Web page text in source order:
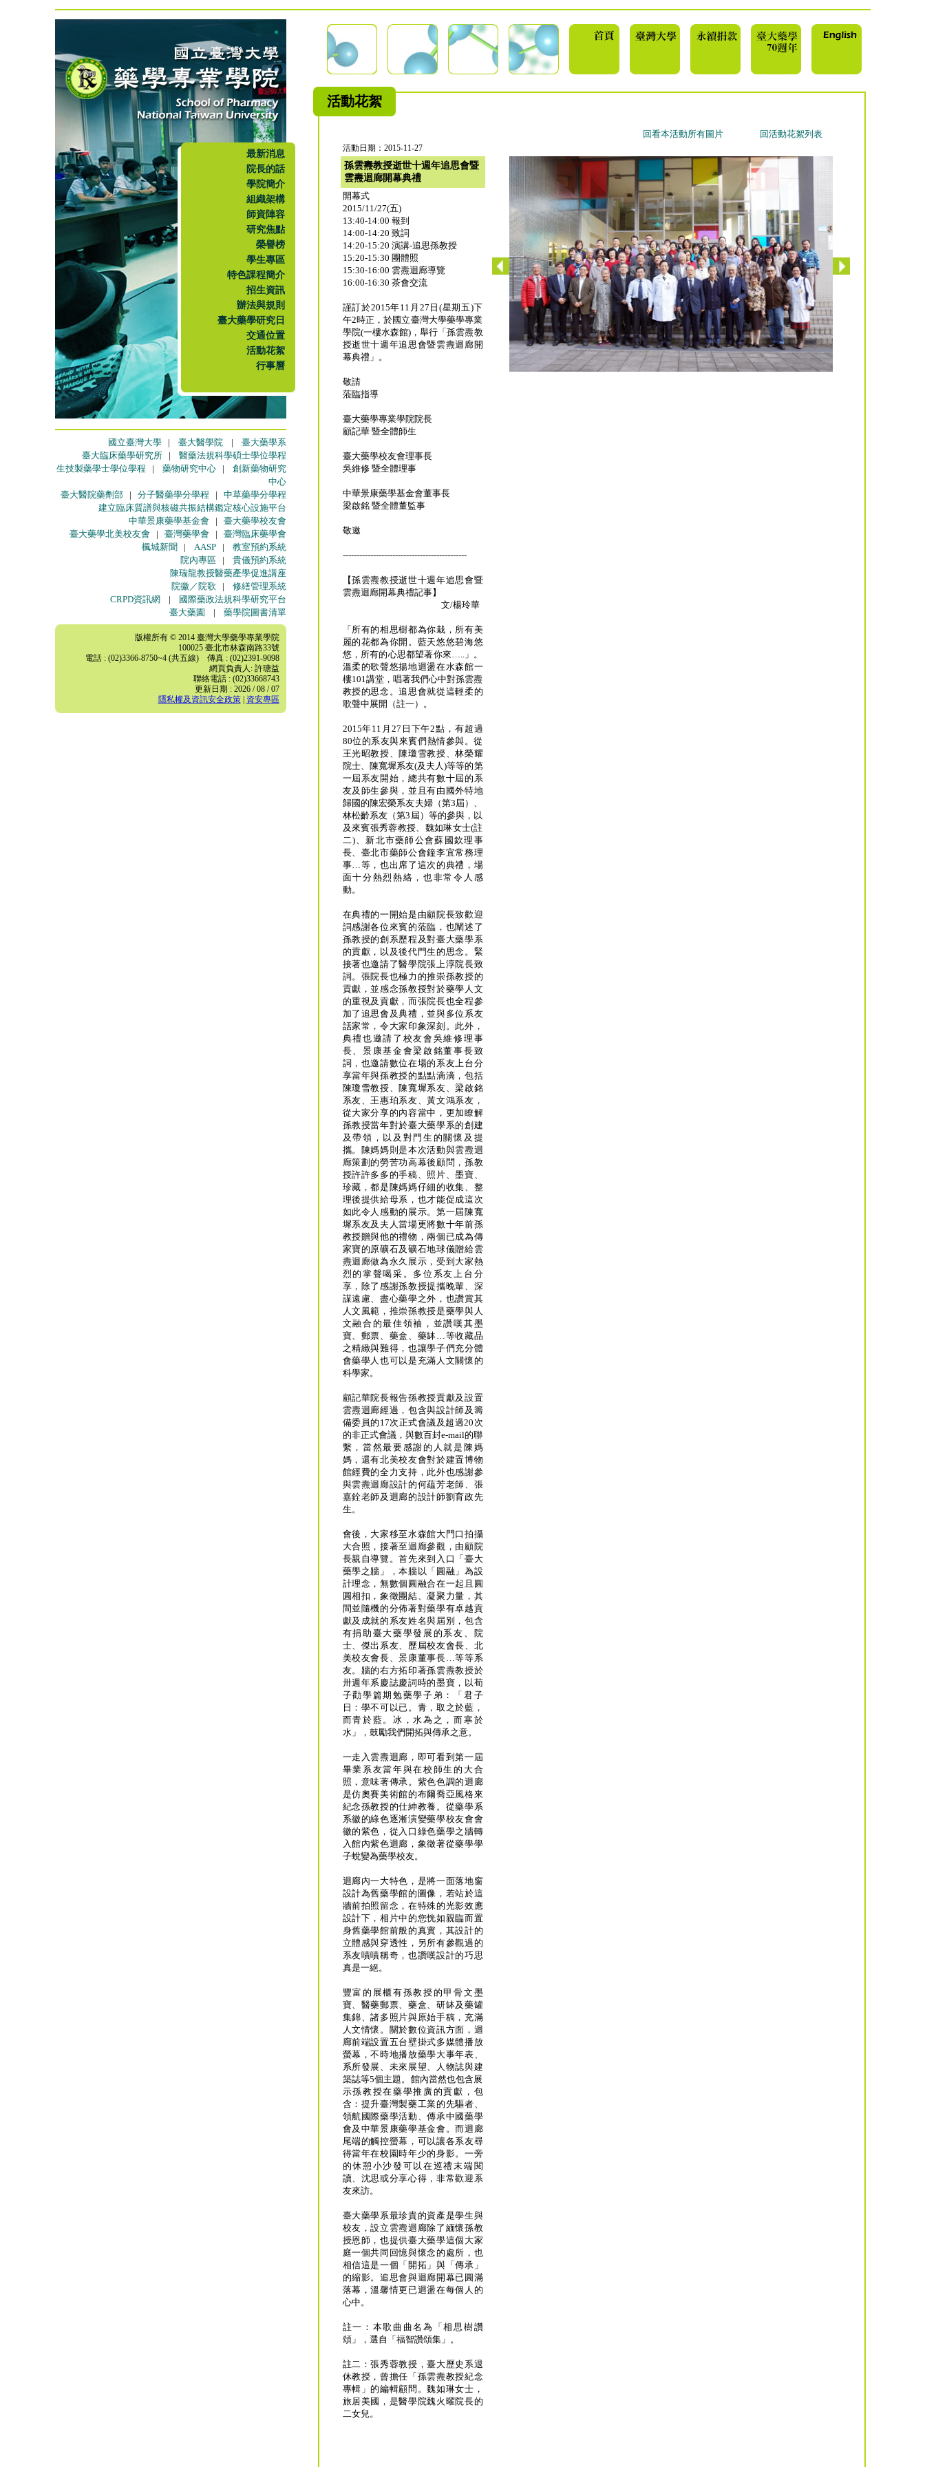
最新消息
院長的話
學院簡介
組織架構
師資陣容
研究焦點
榮譽榜
學生專區
特色課程簡介
招生資訊
辦法與規則
臺大藥學研究日
交通位置
活動花絮
行事曆
國立臺灣大學| 臺大醫學院| 臺大藥學系
臺大臨床藥學研究所| 醫藥法規科學碩士學位學程
生技製藥學士學位學程 | 藥物研究中心| 創新藥物研究
中心
臺大醫院藥劑部| 分子醫藥學分學程 | 中草藥學分學程
建立臨床質譜與核磁共振結構鑑定核心設施平台
中華景康藥學基金會| 臺大藥學校友會
臺大藥學北美校友會| 臺灣藥學會| 臺灣臨床藥學會
楓城新聞 | AASP| 教室預約系統
院內專區| 貴儀預約系統
陳瑞龍教授醫藥產學促進講座
院徽／院歌 | 修繕管理系統
CRPD資訊網 |
國際藥政法規科學研究平台
臺大藥園 | 藥學院圖書清單
版權所有 © 2014 臺灣大學藥學專業學院
100025 臺北市林森南路33號
電話 : (02)3366-8750~4 (共五線) 傳真 : (02)2391-9098
網頁負責人: 許瑭益
聯絡電話 : (02)33668743
更新日期 : 2026 / 08 / 07
隱私權及資訊安全政策| 資安專區
活動花絮
回看本活動所有圖片 回活動花絮列表
活動日期：2015-11-27
孫雲燾教授逝世十週年追思會暨
雲燾迴廊開幕典禮
開幕式
2015/11/27(五)
13:40-14:00 報到
14:00-14:20 致詞
14:20-15:20 演講-追思孫教授
15:20-15:30 團體照
15:30-16:00 雲燾迴廊導覽
16:00-16:30 茶會交流
謹訂於2015年11月27日(星期五)下
午2時正，於國立臺灣大學藥學專業
學院(一樓水森館)，舉行「孫雲燾教
授逝世十週年追思會暨雲燾迴廊開
幕典禮」。
敬請
蒞臨指導
臺大藥學專業學院院長
顧記華 暨全體師生
臺大藥學校友會理事長
吳維修 暨全體理事
中華景康藥學基金會董事長
梁啟銘 暨全體董監事
敬邀
---------------------------------------------
【孫雲燾教授逝世十週年追思會暨
雲燾迴廊開幕典禮記事】
文/楊玲華
「所有的相思樹都為你栽，所有美
麗的花都為你開。藍天悠悠碧海悠
悠，所有的心思都望著你來…..」。
溫柔的歌聲悠揚地迴盪在水森館一
樓101講堂，唱著我們心中對孫雲燾
教授的思念。追思會就從這輕柔的
歌聲中展開（註一）。
2015年11月27日下午2點，有超過
80位的系友與來賓們熱情參與。從
王光昭教授、陳瓊雪教授、林榮耀
院士、陳寬墀系友(及夫人)等等的第
一屆系友開始，總共有數十屆的系
友及師生參與，並且有由國外特地
歸國的陳宏榮系友夫婦（第3屆）、
林松齡系友（第3屆）等的參與，以
及來賓張秀蓉教授、魏如琳女士(註
二)、新北市藥師公會蘇國欽理事
長、臺北市藥師公會鐘李宜常務理
事…等，也出席了這次的典禮，場
面十分熱烈熱絡，也非常令人感
動。
在典禮的一開始是由顧院長致歡迎
詞感謝各位來賓的蒞臨，也闡述了
孫教授的創系歷程及對臺大藥學系
的貢獻，以及後代門生的思念。緊
接著也邀請了醫學院張上淳院長致
詞。張院長也極力的推崇孫教授的
貢獻，並感念孫教授對於藥學人文
的重視及貢獻，而張院長也全程參
加了追思會及典禮，並與多位系友
話家常，令大家印象深刻。此外，
典禮也邀請了校友會吳維修理事
長、景康基金會梁啟銘董事長致
詞，也邀請數位在場的系友上台分
享當年與孫教授的點點滴滴，包括
陳瓊雪教授、陳寬墀系友、梁啟銘
系友、王惠珀系友、黃文鴻系友，
從大家分享的內容當中，更加瞭解
孫教授當年對於臺大藥學系的創建
及帶領，以及對門生的關懷及提
攜。陳媽媽則是本次活動與雲燾迴
廊策劃的勞苦功高幕後顧問，孫教
授許許多多的手稿、照片、墨寶、
珍藏，都是陳媽媽仔細的收集、整
理後提供給母系，也才能促成這次
如此令人感動的展示。第一屆陳寬
墀系友及夫人當場更將數十年前孫
教授贈與他的禮物，兩個已成為傳
家寶的原礦石及礦石地球儀贈給雲
燾迴廊做為永久展示，受到大家熱
烈的掌聲喝采。多位系友上台分
享，除了感謝孫教授提攜晚輩、深
謀遠慮、盡心藥學之外，也讚賞其
人文風範，推崇孫教授是藥學與人
文融合的最佳領袖，並讚嘆其墨
寶、郵票、藥盒、藥缽…等收藏品
之精緻與難得，也讓學子們充分體
會藥學人也可以是充滿人文關懷的
科學家。
顧記華院長報告孫教授貢獻及設置
雲燾迴廊經過，包含與設計師及籌
備委員的17次正式會議及超過20次
的非正式會議，與數百封e-mail的聯
繫，當然最要感謝的人就是陳媽
媽，還有北美校友會對於建置博物
館經費的全力支持，此外也感謝參
與雲燾迴廊設計的何藴芳老師、張
嘉銓老師及迴廊的設計師劉育政先
生。
會後，大家移至水森館大門口拍攝
大合照，接著至迴廊參觀，由顧院
長親自導覽。首先來到入口「臺大
藥學之牆」，本牆以「圓融」為設
計理念，無數個圓融合在一起且圓
圓相扣，象徵團結、凝聚力量，其
間並隨機的分佈著對藥學有卓越貢
獻及成就的系友姓名與屆別，包含
有捐助臺大藥學發展的系友、院
士、傑出系友、歷屆校友會長、北
美校友會長、景康董事長…等等系
友。牆的右方拓印著孫雲燾教授於
卅週年系慶誌慶詞時的墨寶，以荀
子勸學篇期勉藥學子弟：「君子
日：學不可以已。青，取之於藍，
而青於藍。冰，水為之，而寒於
水」，鼓勵我們開拓與傳承之意。
一走入雲燾迴廊，即可看到第一屆
畢業系友當年與在校師生的大合
照，意味著傳承。紫色色調的迴廊
是仿奧賽美術館的布爾喬亞風格來
紀念孫教授的仕紳教養。從藥學系
系徽的綠色逐漸演變藥學校友會會
徽的紫色，從入口綠色藥學之牆轉
入館內紫色迴廊，象徵著從藥學學
子蛻變為藥學校友。
迴廊內一大特色，是將一面落地窗
設計為舊藥學館的圖像，若站於這
牆前拍照留念，在特殊的光影效應
設計下，相片中的您恍如親臨而置
身舊藥學館前般的真實，其設計的
立體感與穿透性，另所有參觀過的
系友嘖嘖稱奇，也讚嘆設計的巧思
真是一絕。
豐富的展櫃有孫教授的甲骨文墨
寶、醫藥郵票、藥盒、研缽及藥罐
集錦、諸多照片與原始手稿，充滿
人文情懷。關於數位資訊方面，迴
廊前端設置五台壁掛式多媒體播放
螢幕，不時地播放藥學大事年表、
系所發展、未來展望、人物誌與建
築誌等5個主題。館內當然也包含展
示孫教授在藥學推廣的貢獻，包
含：提升臺灣製藥工業的先驅者、
領航國際藥學活動、傳承中國藥學
會及中華景康藥學基金會。而迴廊
尾端的觸控螢幕，可以讓各系友尋
得當年在校園時年少的身影。一旁
的休憩小沙發可以在巡禮末端閱
讀、沈思或分享心得，非常歡迎系
友來訪。
臺大藥學系最珍貴的資產是學生與
校友，設立雲燾迴廊除了緬懷孫教
授恩師，也提供臺大藥學這個大家
庭一個共同回憶與懷念的處所，也
相信這是一個「開拓」與「傳承」
的縮影。追思會與迴廊開幕已圓滿
落幕，溫馨情更已迴盪在每個人的
心中。
註一：本歌曲曲名為「相思樹讚
頌」，選自「福智讚頌集」。
註二：張秀蓉教授，臺大歷史系退
休教授，曾擔任「孫雲燾教授紀念
專輯」的編輯顧問。魏如琳女士，
旅居美國，是醫學院魏火曜院長的
二女兒。